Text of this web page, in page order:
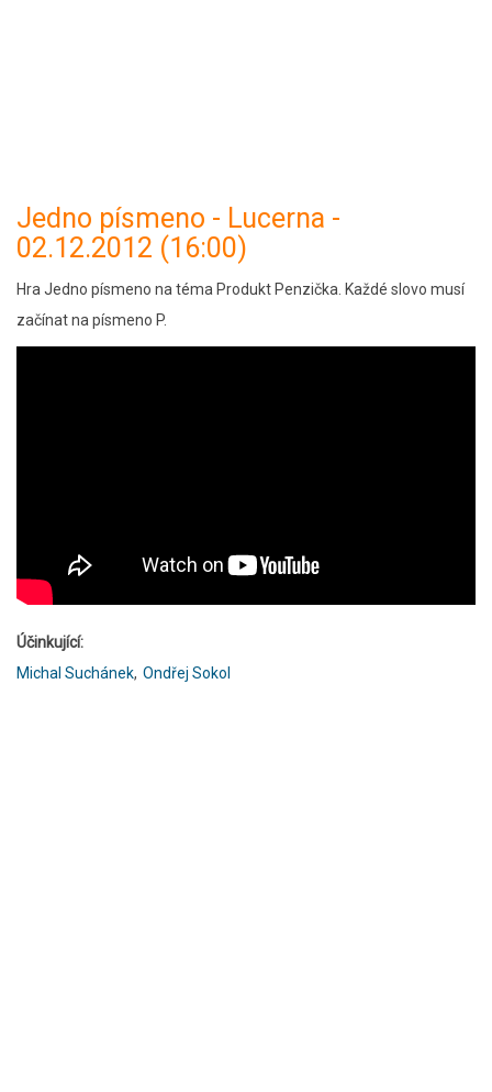
Jedno písmeno - Lucerna -
02.12.2012 (16:00)
Hra Jedno písmeno na téma Produkt Penzička. Každé slovo musí
začínat na písmeno P.
Účinkující
Michal Suchánek Ondřej Sokol